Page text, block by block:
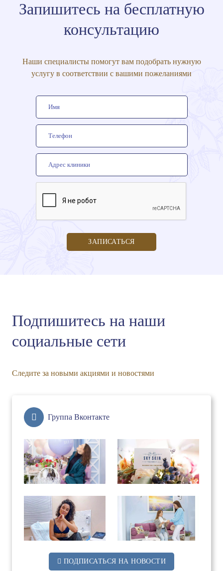
Запишитесь на бесплатную
консультацию
Наши специалисты помогут вам подобрать нужную
услугу в соответствии с вашими пожеланиями
ЗАПИСАТЬСЯ
Подпишитесь на наши
социальные сети
Следите за новыми акциями и новостями
Группа Вконтакте
ПОДПИСАТЬСЯ НА НОВОСТИ